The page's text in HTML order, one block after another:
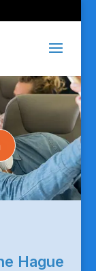
Hague